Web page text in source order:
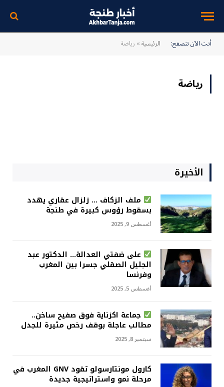
أنت الآن تتصفح: الرئيسية» رياضة
رياضة
الأخيرة
ملف الزكاف … زلزال عقاري يهدد
بسقوط رؤوس كبيرة في طنجة
أغسطس 9, 2025
على ضفتي العدالة… الدكتور عبد
الجليل الصقلي جسرا بين المغرب
وفرنسا
أغسطس 5, 2025
جماعة اكزناية فوق صفيح ساخن..
مطالب عاجلة بوقف رخص مثيرة للجدل
سبتمبر 8, 2025
كارول مونتارسولو تقود GNV المغرب في
مرحلة نمو واستراتيجية جديدة